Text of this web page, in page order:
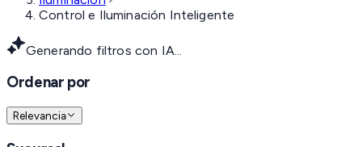
Control e Iluminación Inteligente
Generando filtros con IA...
Ordenar por
Relevancia